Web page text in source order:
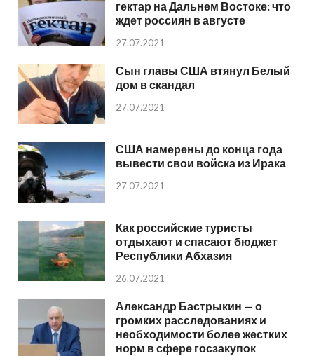
гектар на Дальнем Востоке: что
ждет россиян в августе
27.07.2021
Сын главы США втянул Белый
дом в скандал
27.07.2021
США намерены до конца года
вывести свои войска из Ирака
27.07.2021
Как российские туристы
отдыхают и спасают бюджет
Республики Абхазия
26.07.2021
Александр Бастрыкин — о
громких расследованиях и
необходимости более жестких
норм в сфере госзакупок